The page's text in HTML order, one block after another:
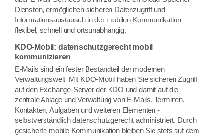
Diensten, ermöglichen sicheren Datenzugriff und
Informationsaustausch in der mobilen Kommunikation –
flexibel, schnell und ortsunabhängig.
KDO-Mobil: datenschutzgerecht mobil
kommunizieren
E-Mails sind ein fester Bestandteil der modernen
Verwaltungswelt. Mit KDO-Mobil haben Sie sicheren Zugriff
auf den Exchange-Server der KDO und damit auf die
zentrale Ablage und Verwaltung von E-Mails, Terminen,
Kontakten, Aufgaben und weiteren Elementen -
selbstverständlich datenschutzgerecht administriert. Durch
gesicherte mobile Kommunikation bleiben Sie stets auf dem